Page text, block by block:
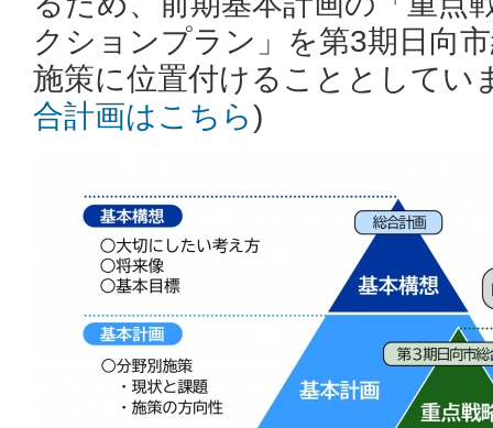
クションプラン」を第3期日向
施策に位置付けることとしてい
合計画はこちら)